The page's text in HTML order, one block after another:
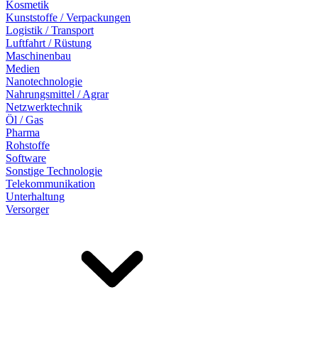
Kosmetik
Kunststoffe / Verpackungen
Logistik / Transport
Luftfahrt / Rüstung
Maschinenbau
Medien
Nanotechnologie
Nahrungsmittel / Agrar
Netzwerktechnik
Öl / Gas
Pharma
Rohstoffe
Software
Sonstige Technologie
Telekommunikation
Unterhaltung
Versorger